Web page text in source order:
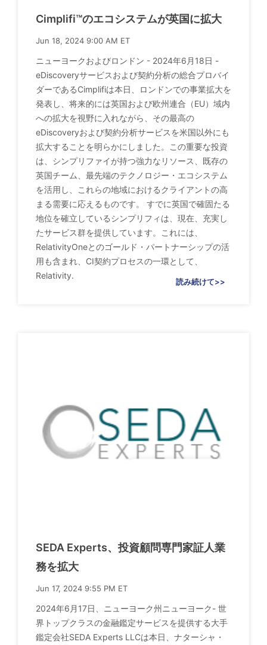
Cimplifi™のエコシステムが英国に拡大
Jun 18, 2024 9:00 AM ET
ニューヨークおよびロンドン - 2024年6月18日 -
eDiscoveryサービスおよび契約分析の総合プロバイ
ダーであるCimplifiは本日、ロンドンでの事業拡大を
発表し、将来的には英国および欧州連合（EU）域内
への拡大を視野に入れながら、その最高の
eDiscoveryおよび契約分析サービスを米国以外にも
拡大することを明らかにしました。この重要な投資
は、シンプリファイが持つ強力なリソース、既存の
英国チーム、最先端のテクノロジー・エコシステム
を活用し、これらの地域におけるクライアントの高
まる需要に応えるものです。 すでに英国で確固たる
地位を確立しているシンプリフィは、現在、充実し
たサービス群を提供しています。これには、
RelativityOneとのゴールド・パートナーシップの活
用も含まれ、CI契約プロセスの一環として、
Relativity.
読み続けて>>
SEDA Experts、投資顧問専門家証人業
務を拡大
Jun 17, 2024 9:55 PM ET
2024年6月17日、ニューヨーク州ニューヨーク- 世
界トップクラスの金融鑑定サービスを提供する大手
鑑定会社SEDA Experts LLCは本日、ナターシャ・